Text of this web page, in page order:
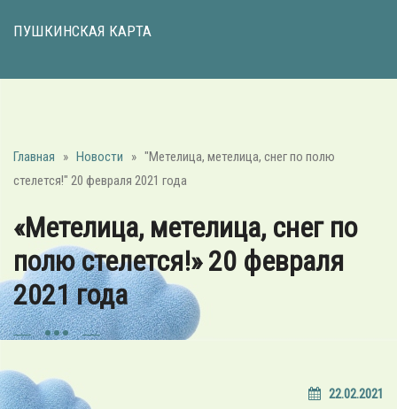
ПУШКИНСКАЯ КАРТА
Главная » Новости » "Метелица, метелица, снег по полю
стелется!" 20 февраля 2021 года
«Метелица, метелица, снег по
полю стелется!» 20 февраля
2021 года
22.02.2021